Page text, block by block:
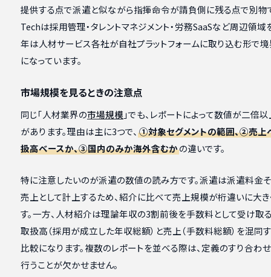
提供する点で派遣と似ながら指揮命令が請負側に残る点で別物
Techは採用管理・タレントマネジメント・労務SaaSなど周辺領域
年は人材サービス各社が自社プラットフォームに取り込む形で
になっています。
市場規模を見るときの注意点
同じ「人材業界の市場規模 」でも、レポートによって数値が二倍
があります。理由は主に3つで、 ①対象セグメントの範囲、②売上
扱高ベースか、③国内のみか海外含むかの違いです。
特に注意したいのが派遣の数値の読み方です。派遣は派遣料金
売上として計上するため、紹介に比べて売上規模が桁違いに大き
す。一方、人材紹介は理論年収の3割前後を手数料として受け取
取扱高（採用が成立した年収総額）と売上（手数料総額）を混同
比較になります。複数のレポートを並べる際は、定義のすり合わ
行うことが欠かせません。